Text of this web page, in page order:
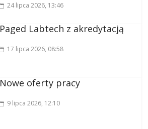
24 lipca 2026, 13:46
Paged Labtech z akredytacją
17 lipca 2026, 08:58
Nowe oferty pracy
9 lipca 2026, 12:10